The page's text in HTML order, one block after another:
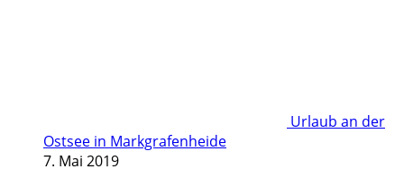
Urlaub an der
Ostsee in Markgrafenheide
7. Mai 2019